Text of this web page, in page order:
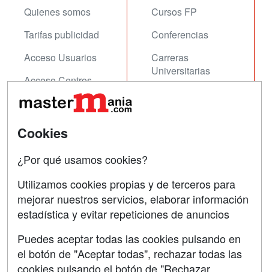
Quienes somos
Tarifas publicidad
Acceso Usuarios
Acceso Centros
Cursos FP
Conferencias
Carreras
Universitarias
Contactar
Copyleft
Grupo formazion:
Cookies
¿Por qué usamos cookies?
Utilizamos cookies propias y de terceros para
mejorar nuestros servicios, elaborar información
estadística y evitar repeticiones de anuncios
Puedes aceptar todas las cookies pulsando en
el botón de "Aceptar todas", rechazar todas las
cookies pulsando el botón de "Rechazar